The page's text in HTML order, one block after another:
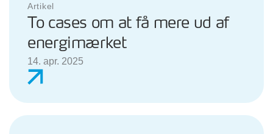
Artikel
To cases om at få mere ud af
energimærket
14. apr. 2025